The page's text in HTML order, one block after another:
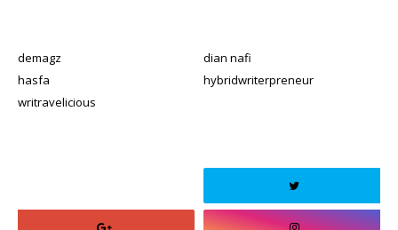
demagz
dian nafi
hasfa
hybridwriterpreneur
writravelicious